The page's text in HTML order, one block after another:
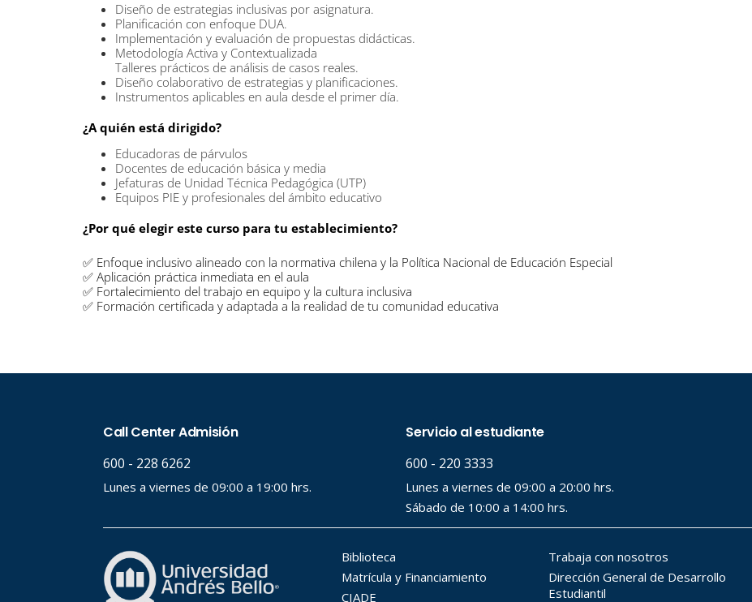
Diseño de estrategias inclusivas por asignatura.
Planificación con enfoque DUA.
Implementación y evaluación de propuestas didácticas.
Metodología Activa y Contextualizada
Talleres prácticos de análisis de casos reales.
Diseño colaborativo de estrategias y planificaciones.
Instrumentos aplicables en aula desde el primer día.
¿A quién está dirigido?
Educadoras de párvulos
Docentes de educación básica y media
Jefaturas de Unidad Técnica Pedagógica (UTP)
Equipos PIE y profesionales del ámbito educativo
¿Por qué elegir este curso para tu establecimiento?
✅ Enfoque inclusivo alineado con la normativa chilena y la Política Nacional de Educación Especial
✅ Aplicación práctica inmediata en el aula
✅ Fortalecimiento del trabajo en equipo y la cultura inclusiva
✅ Formación certificada y adaptada a la realidad de tu comunidad educativa